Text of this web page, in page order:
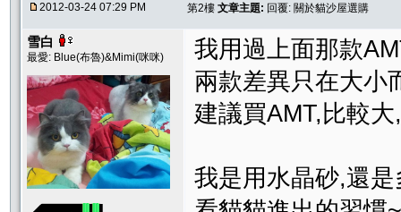
2012-03-24 07:29 PM 第2樓 文章主題: 回覆: 關於貓沙屋選購
雪白
最愛: Blue(布魯)&Mimi(咪咪)
我用過上面那款
兩款差異只在大小
建議買AMT,比較
我是用水晶砂,還